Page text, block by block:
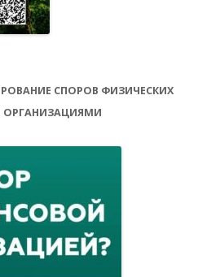
СПОРОВ ФИЗИЧЕСКИХ